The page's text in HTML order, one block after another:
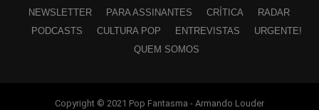
NEWSLETTER PARA ASSINANTES CRÍTICA
RADAR
PODCASTS
CULTURA POP ENTREVISTAS
URGENTE!
QUEM SOMOS
Copyright © 2021 Pop Fantasma - Armando Louder